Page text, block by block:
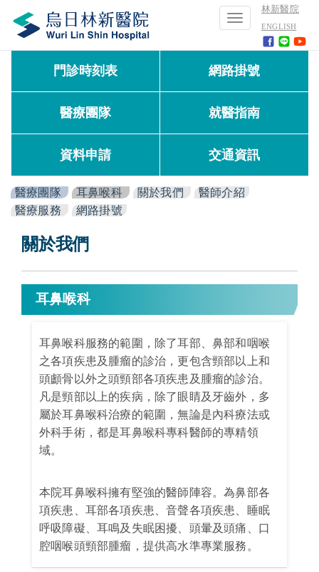
林新醫院
ENGLISH
Toggle
navigation
門診時刻表 網路掛號
醫療團隊 就醫指南
資料申請 交通資訊
醫療團隊 耳鼻喉科 關於我們
醫師介紹
醫療服務
網路掛號
關於我們
耳鼻喉科
耳鼻喉科服務的範圍，除了耳部、鼻部和咽喉
之各項疾患及腫瘤的診治，更包含頸部以上和
頭顱骨以外之頭頸部各項疾患及腫瘤的診治。
凡是頸部以上的疾病，除了眼睛及牙齒外，多
屬於耳鼻喉科治療的範圍，無論是內科療法或
外科手術，都是耳鼻喉科專科醫師的專精領
域。
本院耳鼻喉科擁有堅強的醫師陣容。為鼻部各
項疾患、耳部各項疾患、音聲各項疾患、睡眠
呼吸障礙、耳鳴及失眠困擾、頭暈及頭痛、口
腔咽喉頭頸部腫瘤，提供高水準專業服務。